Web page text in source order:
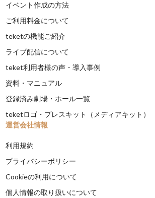
イベント作成の方法
ご利用料金について
teketの機能ご紹介
ライブ配信について
teket利用者様の声・導入事例
資料・マニュアル
登録済み劇場・ホール一覧
teketロゴ・プレスキット（メディアキット）
運営会社情報
利用規約
プライバシーポリシー
Cookieの利用について
個人情報の取り扱いについて